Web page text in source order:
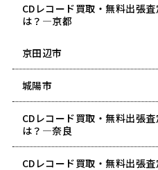
CDレコード買取・無料出張
は？―京都
京田辺市
城陽市
CDレコード買取・無料出張
は？―奈良
CDレコード買取・無料出張